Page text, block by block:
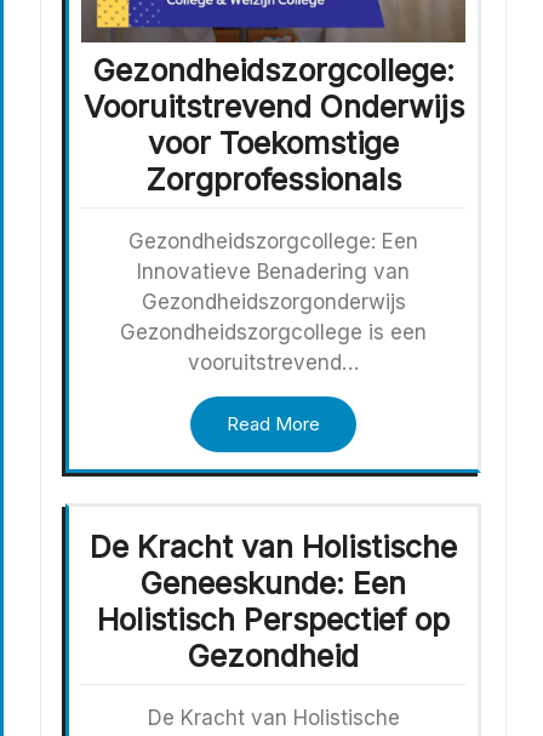
Gezondheidszorgcollege:
Vooruitstrevend Onderwijs
voor Toekomstige
Zorgprofessionals
Gezondheidszorgcollege: Een
Innovatieve Benadering van
Gezondheidszorgonderwijs
Gezondheidszorgcollege is een
vooruitstrevend…
Read More
De Kracht van Holistische
Geneeskunde: Een
Holistisch Perspectief op
Gezondheid
De Kracht van Holistische